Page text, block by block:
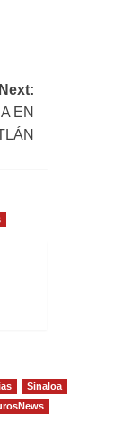
Next:
EN
Sinaloa